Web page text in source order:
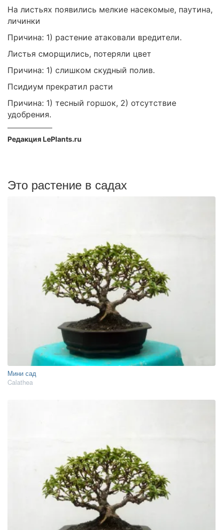
На листьях появились мелкие насекомые, паутина,
личинки
Причина: 1) растение атаковали вредители.
Листья сморщились, потеряли цвет
Причина: 1) слишком скудный полив.
Псидиум прекратил расти
Причина: 1) тесный горшок, 2) отсутствие
удобрения.
Редакция LePlants.ru
Это растение в садах
Мини сад
Calathea